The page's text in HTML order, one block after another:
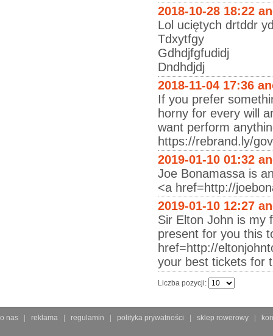
2018-10-28 18:22
Lol uciętych drtddr
Tdxytfgy
Gdhdjfgfudidj
Dndhdjdj
2018-11-04 17:36
If you prefer
horny for every will
want perform
https://rebrand.ly/
2019-01-10 01:32
Joe Bonamassa is
<a href=http://
2019-01-10 12:27
Sir Elton John is
present for you this
href=http://
your best tickets for
Liczba pozycji:
o nas reklama regulamin polityka prywatności sklep rowerowy